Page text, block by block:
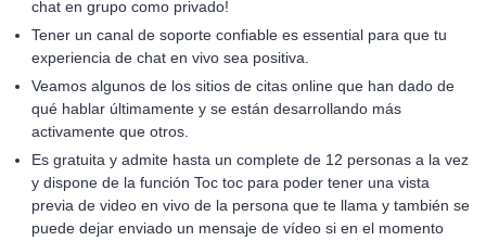
chat en grupo como privado!
Tener un canal de soporte confiable es essential para que tu
experiencia de chat en vivo sea positiva.
Veamos algunos de los sitios de citas online que han dado de
qué hablar últimamente y se están desarrollando más
activamente que otros.
Es gratuita y admite hasta un complete de 12 personas a la vez
y dispone de la función Toc toc para poder tener una vista
previa de video en vivo de la persona que te llama y también se
puede dejar enviado un mensaje de vídeo si en el momento